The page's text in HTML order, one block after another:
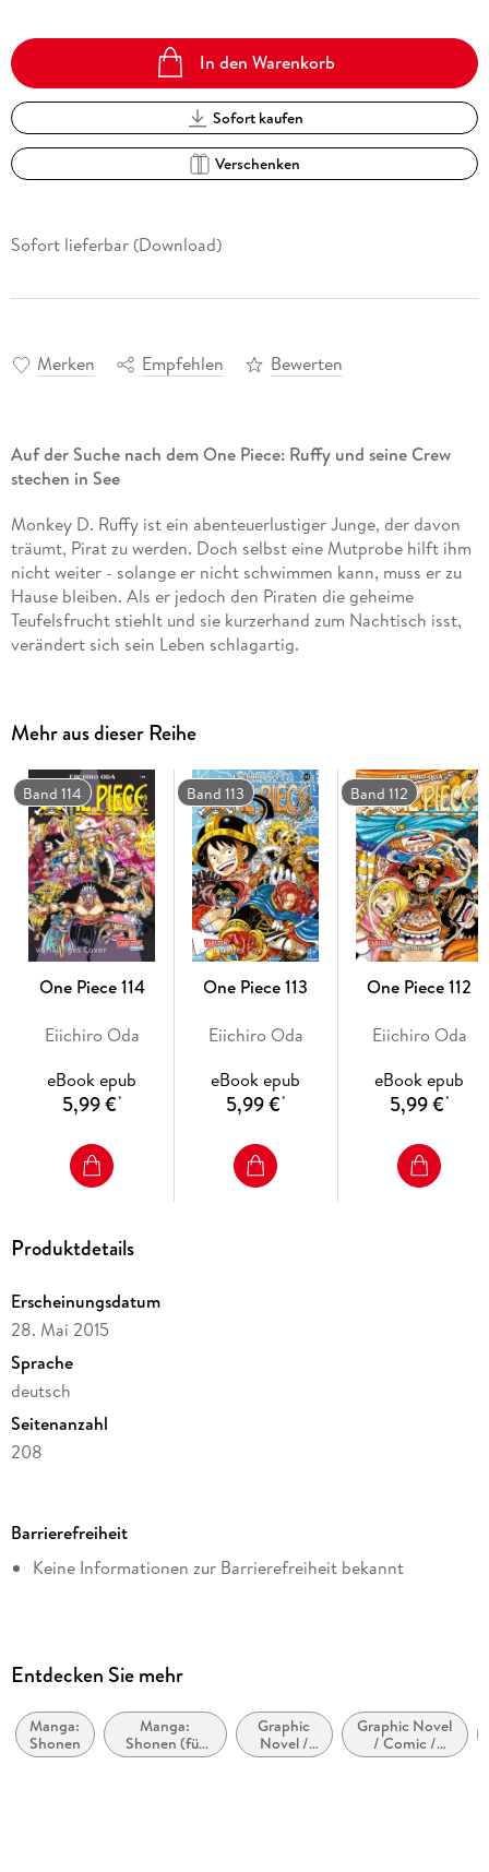
In den Warenkorb
Sofort kaufen
Verschenken
Sofort lieferbar (Download)
Merken Empfehlen Bewerten
Auf der Suche nach dem One Piece: Ruffy und seine Crew
stechen in See
Monkey D. Ruffy ist ein abenteuerlustiger Junge, der davon
träumt, Pirat zu werden. Doch selbst eine Mutprobe hilft ihm
nicht weiter - solange er nicht schwimmen kann, muss er zu
Hause bleiben. Als er jedoch den Piraten die geheime
Teufelsfrucht stiehlt und sie kurzerhand zum Nachtisch isst,
verändert sich sein Leben schlagartig.
Freundschaft und Humor. Mit über 500 Millionen verkauften
Mangaserie aller Zeiten!
Abenteuer-Manga über einen Jungen und seinen Traum,
der König der Piraten zu werden
Die Serie gilt als noch nicht abgeschlossen
Für Fans von "Naruto", "Dragon Ball", "My Hero Academia"
und "Fairy Tail"
Ideal für Jungs, Mädchen und alle Geschlechter ab 10
Tolle Charaktere, dynamische Action und ein packendes
Abenteuer: Der Beginn von One Piece
Mehr aus dieser Reihe
Band 114
One Piece 114
Eiichiro Oda
eBook epub
5,99 €*
Band 113
One Piece 113
Eiichiro Oda
eBook epub
5,99 €*
Band 112
One Piece 112
Eiichiro Oda
eBook epub
5,99 €*
Produktdetails
Erscheinungsdatum
28. Mai 2015
Sprache
deutsch
Seitenanzahl
208
Altersempfehlung
von 10 bis 99 Jahren
Autor/Autorin
Übersetzung
Ayumi von Borcke
Barrierefreiheit
Keine Informationen zur Barrierefreiheit bekannt
Entdecken Sie mehr
Manga:
Shonen
Manga:
Shonen (für
Jungen im
Graphic
Novel /
Comic /
Graphic Novel
/ Comic /
Manga: